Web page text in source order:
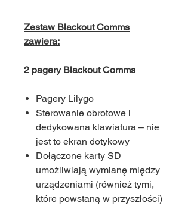
Zestaw Blackout Comms
zawiera:
2 pagery Blackout Comms
Pagery Lilygo
Sterowanie obrotowe i
dedykowana klawiatura – nie
jest to ekran dotykowy
Dołączone karty SD
umożliwiają wymianę między
urządzeniami (również tymi,
które powstaną w przyszłości)